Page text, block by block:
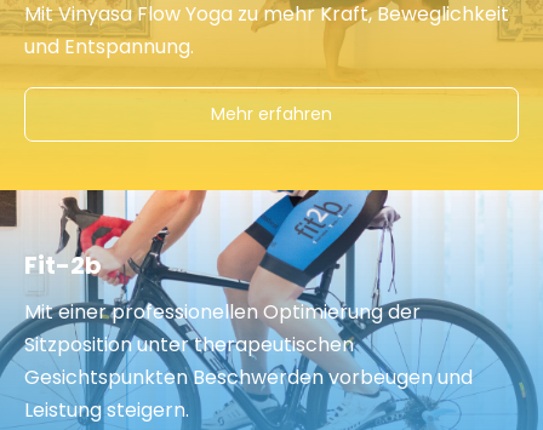
Mit Vinyasa Flow Yoga zu mehr Kraft, Beweglichkeit
und Entspannung.
Mehr erfahren
Fit-2b
Mit einer professionellen Optimierung der
Sitzposition unter therapeutischen
Gesichtspunkten Beschwerden vorbeugen und
Leistung steigern.